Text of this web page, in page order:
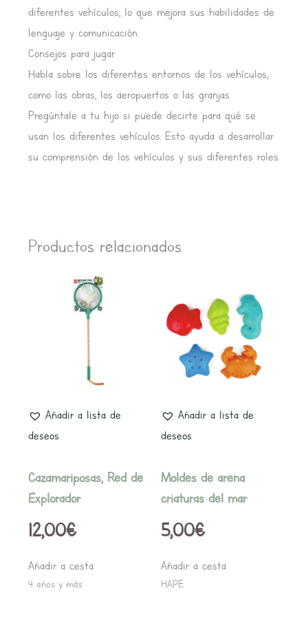
diferentes vehículos, lo que mejora sus habilidades de
lenguaje y comunicación.
Consejos para jugar
Habla sobre los diferentes entornos de los vehículos,
como las obras, los aeropuertos o las granjas.
Pregúntale a tu hijo si puede decirte para qué se
usan los diferentes vehículos. Esto ayuda a desarrollar
su comprensión de los vehículos y sus diferentes roles.
Productos relacionados
Añadir a lista de
deseos
Cazamariposas, Red de
Explorador
12,00€
Añadir a cesta
4 años y más
Añadir a lista de
deseos
Moldes de arena
criaturas del mar
5,00€
Añadir a cesta
HAPE